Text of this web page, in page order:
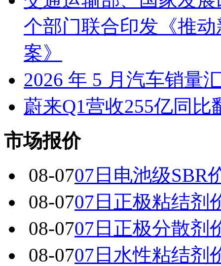
个部门联合印发《推
案》
2026 年 5 月汽车销量
蔚来Q1营收255亿同
市场报价
08-0707日电池级SBR
08-0707日正极粘结剂
08-0707日正极分散剂
08-0707日水性粘结剂